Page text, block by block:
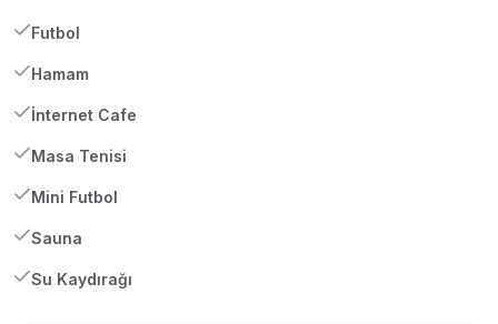
Futbol
Hamam
İnternet Cafe
Masa Tenisi
Mini Futbol
Sauna
Su Kaydırağı